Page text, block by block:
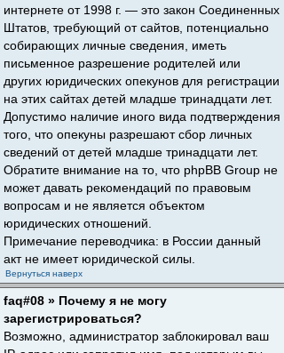
интернете от 1998 г. — это закон Соединенных
Штатов, требующий от сайтов, потенциально
собирающих личные сведения, иметь
письменное разрешение родителей или
других юридических опекунов для регистрации
на этих сайтах детей младше тринадцати лет.
Допустимо наличие иного вида подтверждения
того, что опекуны разрешают сбор личных
сведений от детей младше тринадцати лет.
Обратите внимание на то, что phpBB Group не
может давать рекомендаций по правовым
вопросам и не является объектом
юридических отношений.
Примечание переводчика: в России данный
акт не имеет юридической силы.
Вернуться наверх
faq#08 » Почему я не могу
зарегистрироваться?
Возможно, администратор заблокировал ваш